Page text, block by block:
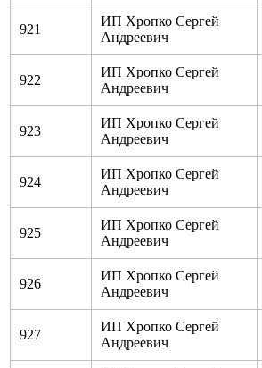
921
ИП Хропко Сергей
Андреевич
922
ИП Хропко Сергей
Андреевич
923
ИП Хропко Сергей
Андреевич
924
ИП Хропко Сергей
Андреевич
925
ИП Хропко Сергей
Андреевич
926
ИП Хропко Сергей
Андреевич
927
ИП Хропко Сергей
Андреевич